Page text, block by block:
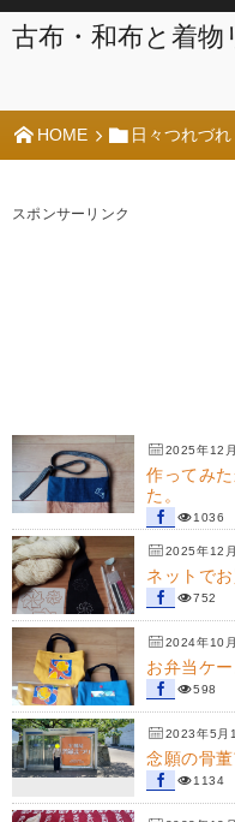
古布・和布と着
HOME 日々つれづれ
スポンサーリンク
2025年12
作ってみ
た。
1036
2025年12
ネットで
752
2024年10
お弁当ケ
598
2023年5月
念願の骨
1134